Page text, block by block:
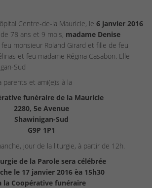
Centre-de-la Mauricie, le 6 janvier 2016
78 ans et 9 mois, madame Denise
monsieur Roland Girard et fille de feu
et feu madame Régina Casabon. Elle
Sud
parents et ami(e)s à la
funéraire de la Mauricie
2280, 5e Avenue
Shawinigan-Sud
G9P 1P1
jour de la liturgie, à partir de 12h.
de la Parole sera célébrée
le 17 janvier 2016 èa 15h30
la Coopérative funéraire